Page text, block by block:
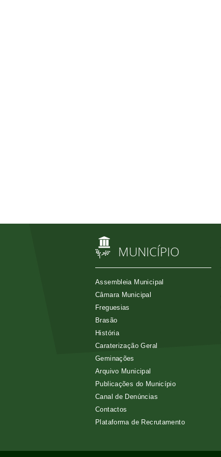
MUNICÍPIO
Assembleia Municipal
Câmara Municipal
Freguesias
Brasão
História
Caraterização Geral
Geminações
Arquivo Municipal
Publicações do Município
Canal de Denúncias
Contactos
Plataforma de Recrutamento